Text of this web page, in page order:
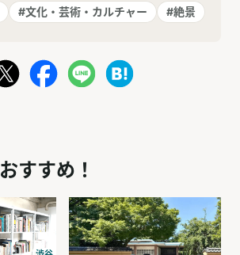
#文化・芸術・カルチャー #絶景
すすめ！